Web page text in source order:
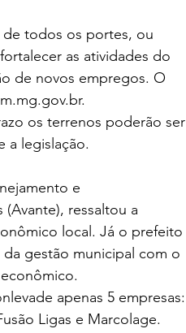
de todos os portes, ou
as atividades do
de novos empregos. O
.
os terrenos poderão ser
a legislação.
e
ressaltou a
local. Já o prefeito
gestão municipal com o
apenas 5 empresas:
Ligas e Marcolage.